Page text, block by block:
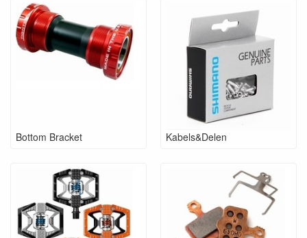
Bottom Bracket Kabels&Delen